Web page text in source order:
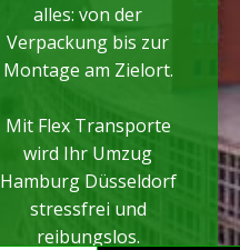
alles: von der
Verpackung bis zur
Montage am Zielort.
Mit Flex Transporte
wird Ihr Umzug
Hamburg Düsseldorf
stressfrei und
reibungslos.